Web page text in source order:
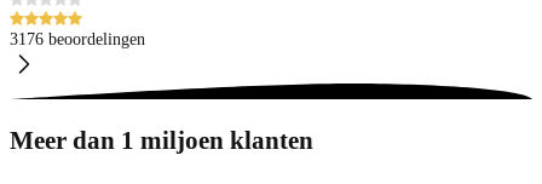
3176 beoordelingen
Meer dan 1 miljoen klanten